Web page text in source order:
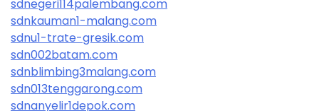
sdnegeri114palembang.com
sdnkauman1-malang.com
sdnu1-trate-gresik.com
sdn002batam.com
sdnblimbing3malang.com
sdn013tenggarong.com
sdnanyelir1depok.com